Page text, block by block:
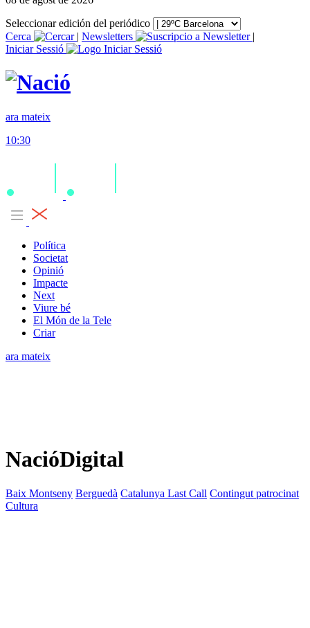
Seleccionar edición del periódico
Cerca
| Newsletters
|
Iniciar Sessió
ara mateix
10:30
Política
Societat
Opinió
Impacte
Next
Viure bé
El Món de la Tele
Criar
ara mateix
NacióDigital
Baix Montseny Berguedà Catalunya Last Call Contingut patrocinat
Cultura